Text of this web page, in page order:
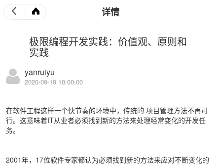
详情
极限编程开发实践：价值观、原则和
实践
yanruiyu
2020-09-19 10:00:00
在软件工程这样一个快节奏的环境中，传统的 项目管理方法不再可
行。这意味着IT从业者必须找到新的方法来处理经常变化的开发任
务。
2001年，17位软件专家都认为必须找到新的方法来应对不断变化的